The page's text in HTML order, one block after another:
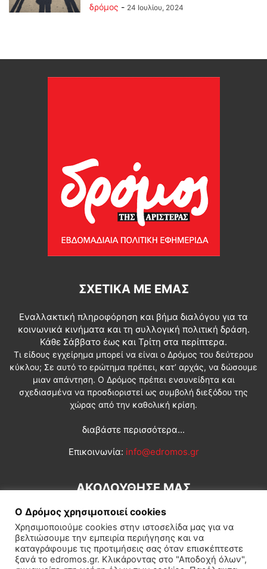
δρόμος - 24 Ιουλίου, 2024
ΣΧΕΤΙΚΆ ΜΕ ΕΜΆΣ
Εναλλακτική πληροφόρηση και βήμα διαλόγου για τα
κοινωνικά κινήματα και τη συλλογική πολιτική δράση.
Κάθε Σάββατο έως και Τρίτη στα περίπτερα.
Τι είδους εγχείρημα μπορεί να είναι ο Δρόμος του δεύτερου
κύκλου; Σε αυτό το ερώτημα πρέπει, κατ’ αρχάς, να δώσουμε
μιαν απάντηση. Ο Δρόμος πρέπει ενσυνείδητα και
σχεδιασμένα να προσδιοριστεί ως συμβολή διεξόδου της
χώρας από την καθολική κρίση.
διαβάστε περισσότερα...
Επικοινωνία: info@edromos.gr
ΑΚΟΛΟΥΘΗΣΕ ΜΑΣ
Ο Δρόμος χρησιμοποιεί cookies
Χρησιμοποιούμε cookies στην ιστοσελίδα μας για να
βελτιώσουμε την εμπειρία περιήγησης και να
καταγράφουμε τις προτιμήσεις σας όταν επισκέπτεστε
ξανά το edromos.gr. Κλικάροντας στο "Αποδοχή όλων",